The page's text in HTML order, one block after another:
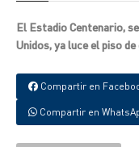
El Estadio Centenario,
Unidos, ya luce el piso
Compartir en
Compartir en